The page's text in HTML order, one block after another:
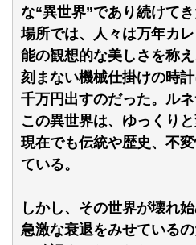
な“異世界”であり続けて
場所では、人々は万年カ
能の観想的な美しさを称
刻まない機械仕掛けの時
千万円出すのだった。ル
この異世界は、ゆっくり
現在でも伝統や歴史、不
ている。
しかし、その世界が壊れ
急激な衰退をみせている